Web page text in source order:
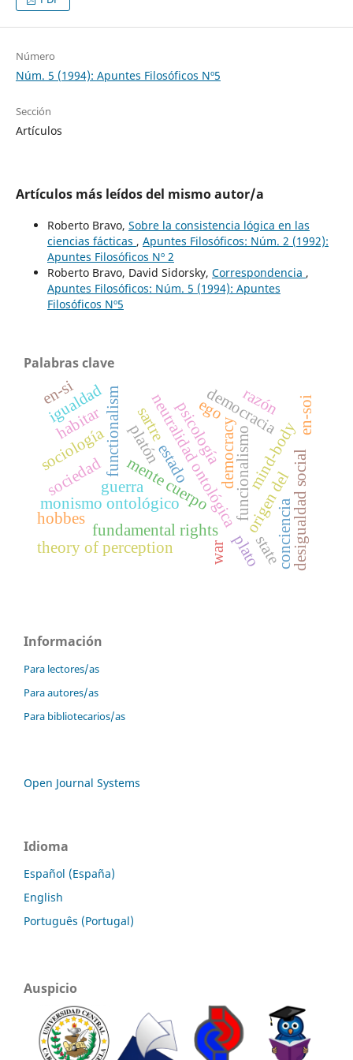
Número
Núm. 5 (1994): Apuntes Filosóficos Nº5
Sección
Artículos
Artículos más leídos del mismo autor/a
Roberto Bravo, Sobre la consistencia lógica en las
ciencias fácticas , Apuntes Filosóficos: Núm. 2 (1992):
Apuntes Filosóficos Nº 2
Roberto Bravo, David Sidorsky, Correspondencia ,
Apuntes Filosóficos: Núm. 5 (1994): Apuntes
Filosóficos Nº5
Palabras clave
funcionalismo
neutralidad ontológica
mente cuerpo
monismo ontológico
functionalism mind-body
democracia
desigualdad social
democracy
fundamental rights
platón psicología
plato
theory of perception
sociedad
sociología
habitar
hobbes
igualdad
guerra
estado
origen del
war state
sartre
en-si
ego
conciencia
en-soi
razón
Información
Para lectores/as
Para autores/as
Para bibliotecarios/as
Open Journal Systems
Idioma
Español (España)
English
Português (Portugal)
Auspicio